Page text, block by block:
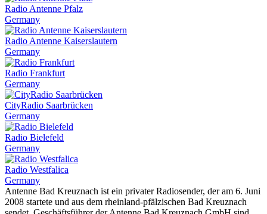
Radio Antenne Pfalz
Germany
Radio Antenne Kaiserslautern
Germany
Radio Frankfurt
Germany
CityRadio Saarbrücken
Germany
Radio Bielefeld
Germany
Radio Westfalica
Germany
Antenne Bad Kreuznach ist ein privater Radiosender, der am 6. Juni
2008 startete und aus dem rheinland-pfälzischen Bad Kreuznach